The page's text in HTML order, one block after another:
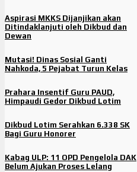
Aspirasi MKKS Dijanjikan akan
Ditindaklanjuti oleh Dikbud dan
Dewan
Mutasi! Dinas Sosial Ganti
Nahkoda, 5 Pejabat Turun Kelas
Prahara Insentif Guru PAUD,
Himpaudi Gedor Dikbud Lotim
Dikbud Lotim Serahkan 6.338 SK
Bagi Guru Honorer
Kabag ULP: 11 OPD Pengelola DAK
Belum Ajukan Proses Lelang